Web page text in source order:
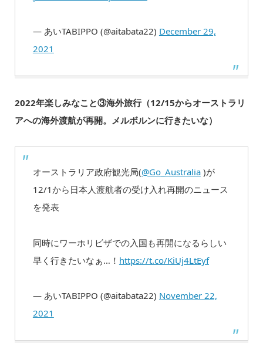
— あいTABIPPO (@aitabata22) December 29,
2021
2022年楽しみなこと③海外旅行（12/15からオーストラリ
アへの海外渡航が再開。メルボルンに行きたいな）
オーストラリア政府観光局(@Go_Australia)が
12/1から日本人渡航者の受け入れ再開のニュース
を発表
同時にワーホリビザでの入国も再開になるらしい
早く行きたいなぁ…！ https://t.co/KiUj4LtEyf
— あいTABIPPO (@aitabata22) November 22,
2021